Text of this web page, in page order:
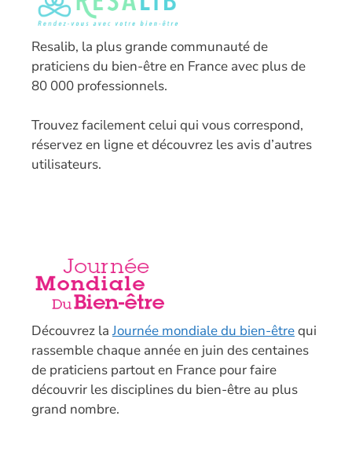
Resalib, la plus grande communauté de
praticiens du bien-être en France avec plus de
80 000 professionnels.
Trouvez facilement celui qui vous correspond,
réservez en ligne et découvrez les avis d’autres
utilisateurs.
Découvrez laJournée mondiale du bien-êtrequi
rassemble chaque année en juin des centaines
de praticiens partout en France pour faire
découvrir les disciplines du bien-être au plus
grand nombre.